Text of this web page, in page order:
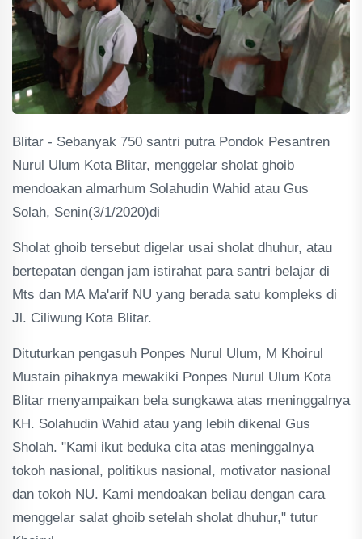
Blitar - Sebanyak 750 santri putra Pondok Pesantren
Nurul Ulum Kota Blitar, menggelar sholat ghoib
mendoakan almarhum Solahudin Wahid atau Gus
Solah, Senin(3/1/2020)di
Sholat ghoib tersebut digelar usai sholat dhuhur, atau
bertepatan dengan jam istirahat para santri belajar di
Mts dan MA Ma'arif NU yang berada satu kompleks di
Jl. Ciliwung Kota Blitar.
Dituturkan pengasuh Ponpes Nurul Ulum, M Khoirul
Mustain pihaknya mewakiki Ponpes Nurul Ulum Kota
Blitar menyampaikan bela sungkawa atas meninggalnya
KH. Solahudin Wahid atau yang lebih dikenal Gus
Sholah. "Kami ikut beduka cita atas meninggalnya
tokoh nasional, politikus nasional, motivator nasional
dan tokoh NU. Kami mendoakan beliau dengan cara
menggelar salat ghoib setelah sholat dhuhur," tutur